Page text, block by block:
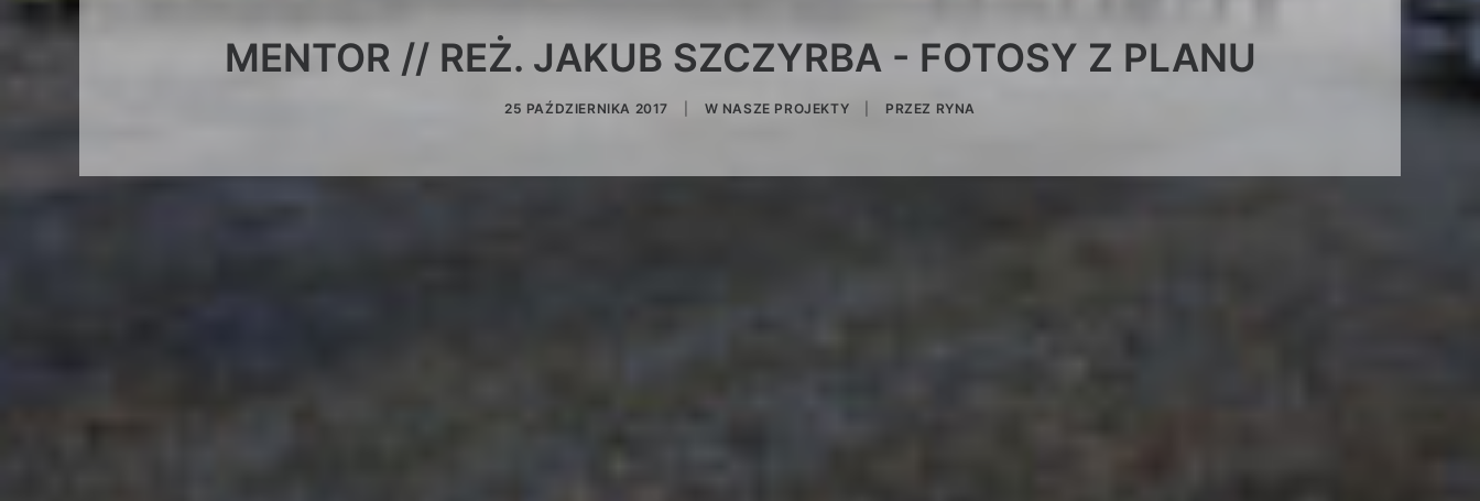
MENTOR // REŻ. JAKUB SZCZYRBA - FOTOSY Z PLANU
25 PAŹDZIERNIKA 2017 W NASZE PROJEKTY PRZEZ RYNA